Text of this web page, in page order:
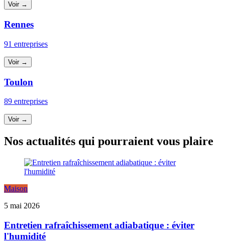
Voir →
Rennes
91 entreprises
Voir →
Toulon
89 entreprises
Voir →
Nos actualités qui pourraient vous plaire
Maison
5 mai 2026
Entretien rafraîchissement adiabatique : éviter
l'humidité